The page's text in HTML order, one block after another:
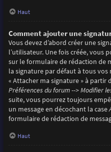
Haut
Comment ajouter une
Vous devez d’abord créer une
l’utilisateur. Une fois créée, vous
sur le formulaire de rédaction de
la signature par défaut à tous vos
« Attacher ma signature » à
Préférences du forum --> Modifier
suite, vous pourrez toujours
un message en décochant la case
formulaire de rédaction de
Haut